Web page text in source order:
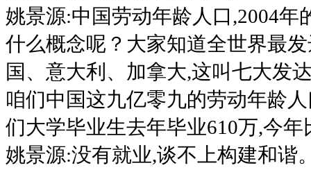
姚景源:中国劳动年龄人口,2004
什么概念呢？大家知道全世界最
国、意大利、加拿大,这叫七大发
咱们中国这九亿零九的劳动年龄
们大学毕业生去年毕业610万,今
姚景源:没有就业,谈不上构建和谐